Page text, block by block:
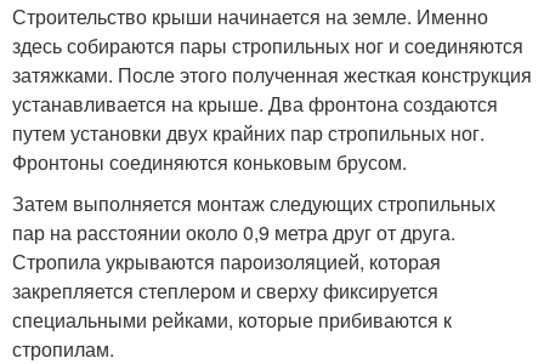
Строительство крыши начинается на земле. Именно
здесь собираются пары стропильных ног и соединяются
затяжками. После этого полученная жесткая конструкция
устанавливается на крыше. Два фронтона создаются
путем установки двух крайних пар стропильных ног.
Фронтоны соединяются коньковым брусом.
Затем выполняется монтаж следующих стропильных
пар на расстоянии около 0,9 метра друг от друга.
Стропила укрываются пароизоляцией, которая
закрепляется степлером и сверху фиксируется
специальными рейками, которые прибиваются к
стропилам.